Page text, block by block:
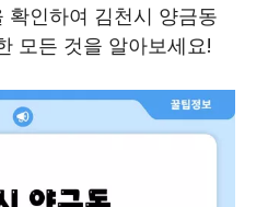
확인하여 김천시 양금동
모든 것을 알아보세요!